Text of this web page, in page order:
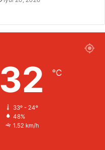
32 ℃
33º - 24º
48%
1.52 km/h